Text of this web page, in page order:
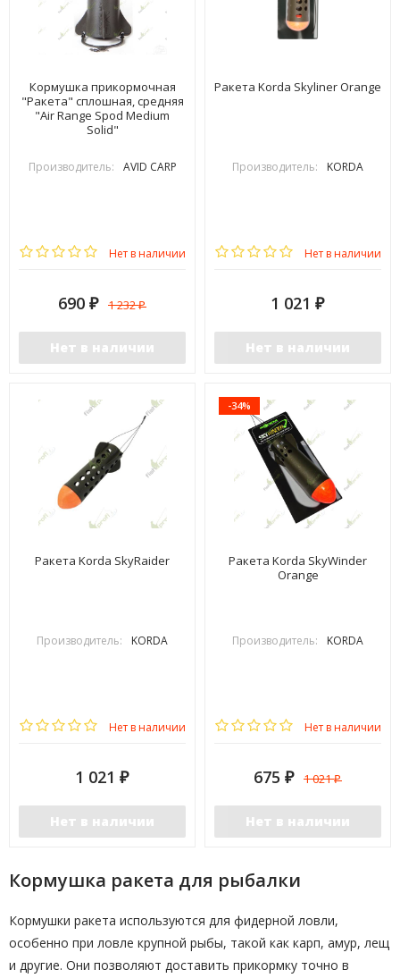
Кормушка прикормочная
"Ракета" сплошная, средняя
"Air Range Spod Medium
Solid"
Производитель: AVID CARP
Нет в наличии
690 ₽ 1 232₽
Нет в наличии
Ракета Korda Skyliner Orange
Производитель: KORDA
Нет в наличии
1 021 ₽
Нет в наличии
Ракета Korda SkyRaider
Производитель: KORDA
Нет в наличии
1 021 ₽
Нет в наличии
-34%
Ракета Korda SkyWinder
Orange
Производитель: KORDA
Нет в наличии
675 ₽ 1 021₽
Нет в наличии
Кормушка ракета для рыбалки
Кормушки ракета используются для фидерной ловли,
особенно при ловле крупной рыбы, такой как карп, амур, лещ
и другие. Они позволяют доставить прикормку точно в